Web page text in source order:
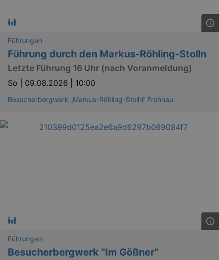
Führungen
Führung durch den Markus-Röhling-Stolln
Letzte Führung 16 Uhr (nach Voranmeldung)
So | 09.08.2026 | 10:00
Besucherbergwerk „Markus-Röhling-Stolln“ Frohnau
Führungen
Besucherbergwerk "Im Gößner"